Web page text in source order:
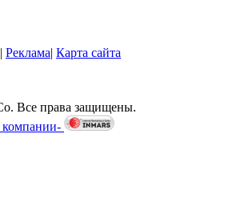
| Реклама| Карта сайта
Все права защищены.
компании-